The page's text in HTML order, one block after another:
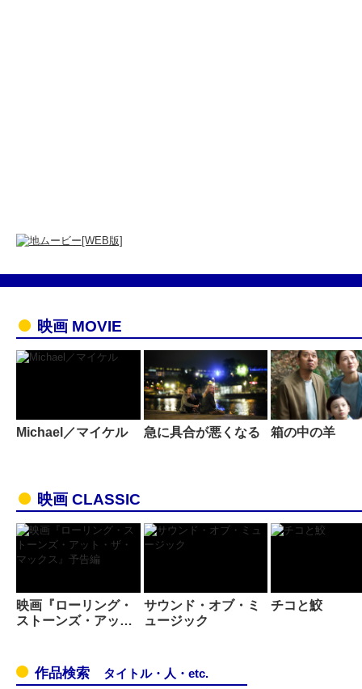
映画 MOVIE
Michael／マイケル 急に具合が悪くなる 箱の中の羊
映画 CLASSIC
映画『ローリング・
ストーンズ・アッ…
サウンド・オブ・ミ
ュージック
チコと鮫
作品検索 タイトル・人・etc.